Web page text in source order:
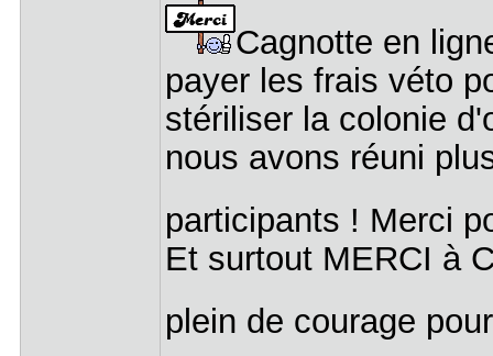
Cagnotte en
payer les frais véto
stériliser la colonie
nous avons réuni
participants ! Merci
Et surtout MERCI à
plein de courage